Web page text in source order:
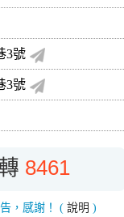
3號
3號
轉 8461
，感謝！ ( 說明 )